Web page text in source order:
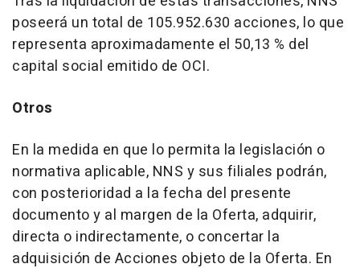
poseerá un total de 105.952.630 acciones, lo que
representa aproximadamente el 50,13 % del
capital social emitido de OCI.
Otros
En la medida en que lo permita la legislación o
normativa aplicable, NNS y sus filiales podrán,
con posterioridad a la fecha del presente
documento y al margen de la Oferta, adquirir,
directa o indirectamente, o concertar la
adquisición de Acciones objeto de la Oferta. En